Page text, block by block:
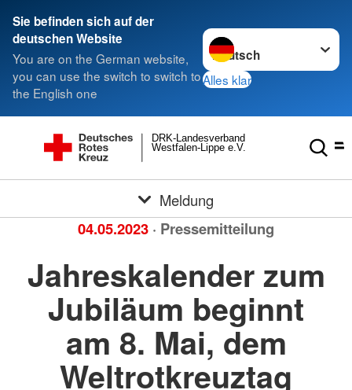
Sie befinden sich auf der
deutschen Website
You are on the German website,
you can use the switch to switch to
the English one
Sprache wechseln zu
Alles klar
Westfalen-Lippe e.V.
DRK-Landesverband
Meldung
04.05.2023 · Pressemitteilung
Jahreskalender zum
Jubiläum beginnt
am 8. Mai, dem
Weltrotkreuztag